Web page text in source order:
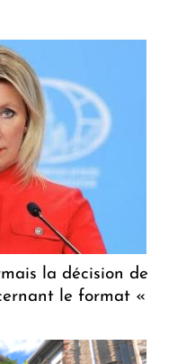
la décision de
le format «